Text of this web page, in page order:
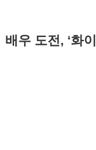
배우 도전, ‘화